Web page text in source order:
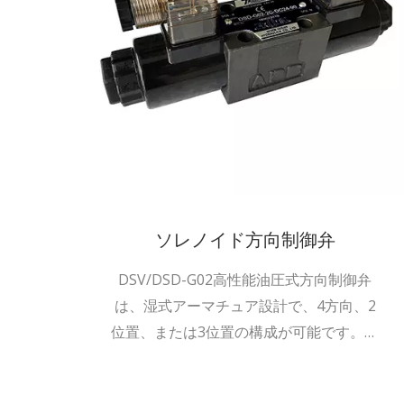
ソレノイド方向制御弁
DSV/DSD-G02高性能油圧式方向制御弁
は、湿式アーマチュア設計で、4方向、2
位置、または3位置の構成が可能です。こ